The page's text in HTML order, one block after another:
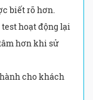
biết rõ hơn.
hoạt động lại
hơn khi sử
cho khách